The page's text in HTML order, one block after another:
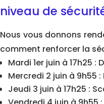
niveau de
Nous vous donnons
comment renforcer la
Mardi 1er juin à 17h25
Mercredi 2 juin à 9h55
Jeudi 3 juin à 17h25 :